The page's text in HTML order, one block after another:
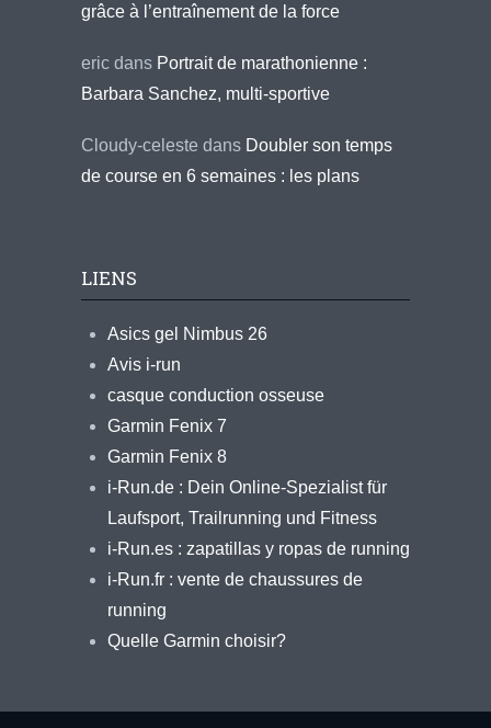
grâce à l’entraînement de la force
eric dans Portrait de marathonienne :
Barbara Sanchez, multi-sportive
Cloudy-celeste dans Doubler son temps
de course en 6 semaines : les plans
LIENS
Asics gel Nimbus 26
Avis i-run
casque conduction osseuse
Garmin Fenix 7
Garmin Fenix 8
i-Run.de : Dein Online-Spezialist für
Laufsport, Trailrunning und Fitness
i-Run.es : zapatillas y ropas de running
i-Run.fr : vente de chaussures de
running
Quelle Garmin choisir?